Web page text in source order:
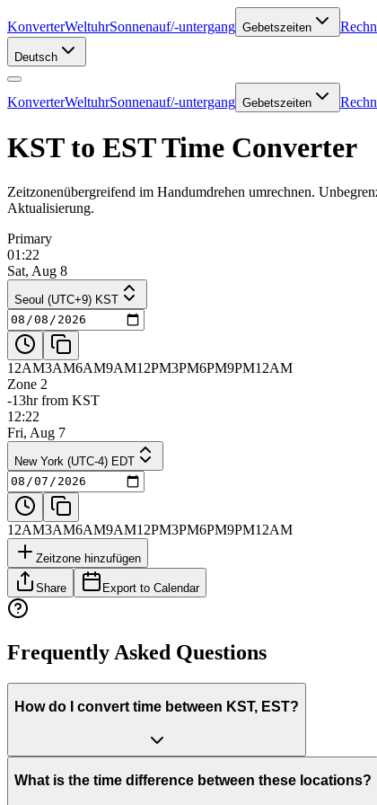
KonverterWeltuhrSonnenauf/-untergang Gebetszeiten
Deutsch
KonverterWeltuhrSonnenauf/-untergang Gebetszeiten
KST to EST Time Converter
Zeitzonenübergreifend im Handumdrehen umrechnen.
Aktualisierung.
Primary
01:22
Sat, Aug 8
Seoul (UTC+9) KST
12AM3AM6AM9AM12PM3PM6PM9PM12AM
Zone 2
-13hr from KST
12:22
Fri, Aug 7
New York (UTC-4) EDT
12AM3AM6AM9AM12PM3PM6PM9PM12AM
Zeitzone hinzufügen
Share Export to Calendar
Frequently Asked Questions
How do I convert time between KST, EST?
What is the time difference between these locations?